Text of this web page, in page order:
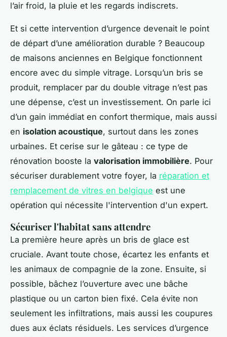
l’air froid, la pluie et les regards indiscrets.
Et si cette intervention d’urgence devenait le point
de départ d’une amélioration durable ? Beaucoup
de maisons anciennes en Belgique fonctionnent
encore avec du simple vitrage. Lorsqu’un bris se
produit, remplacer par du double vitrage n’est pas
une dépense, c’est un investissement. On parle ici
d’un gain immédiat en confort thermique, mais aussi
en isolation acoustique, surtout dans les zones
urbaines. Et cerise sur le gâteau : ce type de
rénovation booste la valorisation immobilière. Pour
sécuriser durablement votre foyer, la réparation et
remplacement de vitres en belgique est une
opération qui nécessite l'intervention d'un expert.
Sécuriser l'habitat sans attendre
La première heure après un bris de glace est
cruciale. Avant toute chose, écartez les enfants et
les animaux de compagnie de la zone. Ensuite, si
possible, bâchez l’ouverture avec une bâche
plastique ou un carton bien fixé. Cela évite non
seulement les infiltrations, mais aussi les coupures
dues aux éclats résiduels. Les services d’urgence